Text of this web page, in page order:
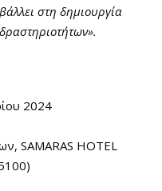
στη δημιουργία
2024
SAMARAS HOTEL